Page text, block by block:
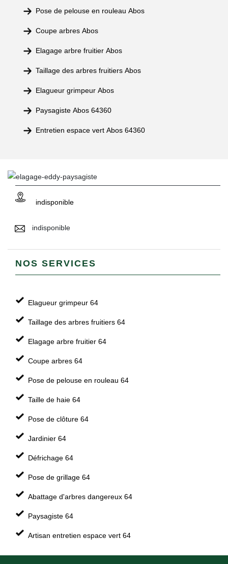
Pose de pelouse en rouleau Abos
Coupe arbres Abos
Elagage arbre fruitier Abos
Taillage des arbres fruitiers Abos
Elagueur grimpeur Abos
Paysagiste Abos 64360
Entretien espace vert Abos 64360
indisponible
indisponible
NOS SERVICES
Elagueur grimpeur 64
Taillage des arbres fruitiers 64
Elagage arbre fruitier 64
Coupe arbres 64
Pose de pelouse en rouleau 64
Taille de haie 64
Pose de clôture 64
Jardinier 64
Défrichage 64
Pose de grillage 64
Abattage d'arbres dangereux 64
Paysagiste 64
Artisan entretien espace vert 64